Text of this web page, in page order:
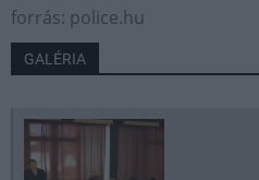
forrás: police.hu
GALÉRIA